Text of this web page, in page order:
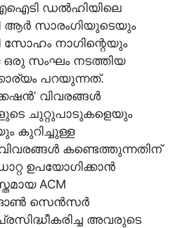
ഡല്‍ഹിയിലെ
സാരംഗിയുടെയും
സോഹം നാഗിന്റെയും
സംഘം നടത്തിയ
പറയുന്നത്.
വിവരങ്ങള്‍
ചുറ്റുപാടുകളെയും
കുറിച്ചുള്ള
വിവരങ്ങള്‍ കണ്ടെത്തുന്നതിന്
ഉപയോഗിക്കാന്‍
ACM
ഓണ്‍ സെന്‍സര്‍
അവരുടെ